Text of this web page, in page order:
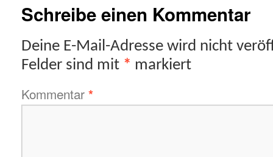
Schreibe einen Kommentar
Deine E-Mail-Adresse wird nicht
Felder sind mit * markiert
Kommentar *